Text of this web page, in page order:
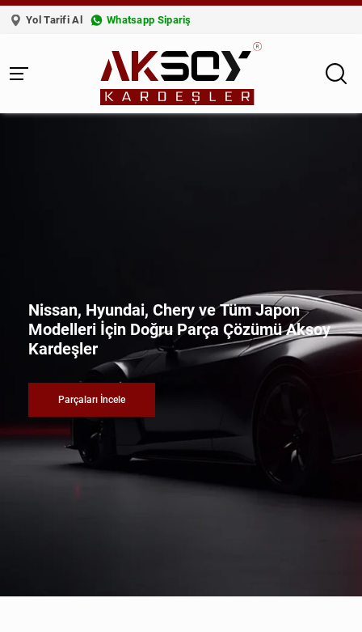
Yol Tarifi Al Whatsapp Sipariş
Nissan, Hyundai, Chery ve Tüm Japon
Modelleri İçin Doğru Parça Çözümü Aksoy
Kardeşler
Parçaları İncele